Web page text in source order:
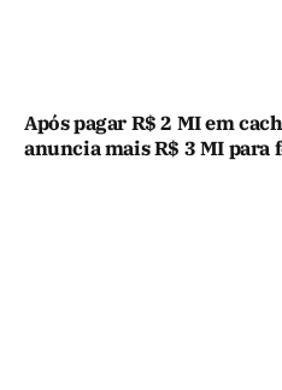
Após pagar R$ 2 MI em
anuncia mais R$ 3 MI para